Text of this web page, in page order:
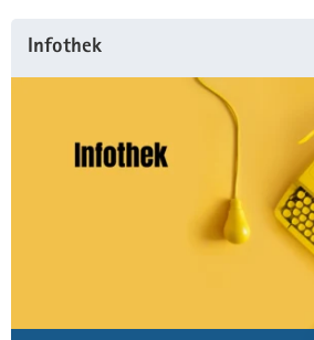
Infothek